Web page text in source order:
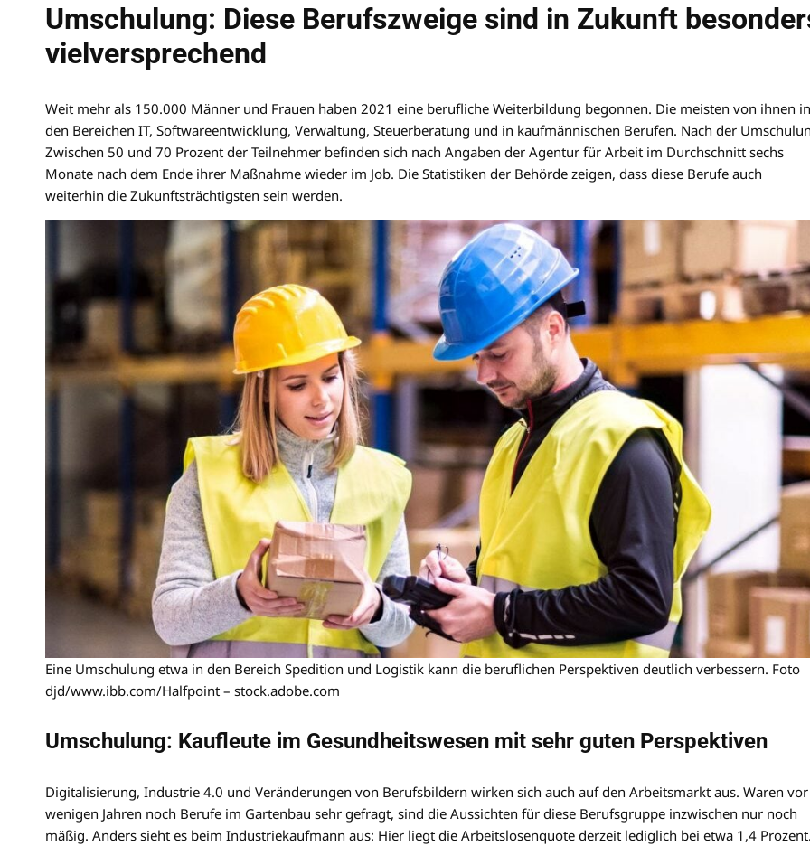
Umschulung: Diese Berufszweige sind in Zukunft
vielversprechend
Weit mehr als 150.000 Männer und Frauen haben 2021 eine berufliche Weiterbildung begonnen. Die meisten von ihnen in
den Bereichen IT, Softwareentwicklung, Verwaltung, Steuerberatung und in kaufmännischen Berufen. Nach der
Zwischen 50 und 70 Prozent der Teilnehmer befinden sich nach Angaben der Agentur für Arbeit im Durchschnitt sechs
Monate nach dem Ende ihrer Maßnahme wieder im Job. Die Statistiken der Behörde zeigen, dass diese Berufe auch
weiterhin die Zukunftsträchtigsten sein werden.
Eine Umschulung etwa in den Bereich Spedition und Logistik kann die beruflichen Perspektiven deutlich verbessern. Foto
djd/www.ibb.com/Halfpoint – stock.adobe.com
Umschulung: Kaufleute im Gesundheitswesen mit sehr guten Perspektiven
Digitalisierung, Industrie 4.0 und Veränderungen von Berufsbildern wirken sich auch auf den Arbeitsmarkt aus. Waren vor
wenigen Jahren noch Berufe im Gartenbau sehr gefragt, sind die Aussichten für diese Berufsgruppe inzwischen nur noch
mäßig. Anders sieht es beim Industriekaufmann aus: Hier liegt die Arbeitslosenquote derzeit lediglich bei etwa 1,4